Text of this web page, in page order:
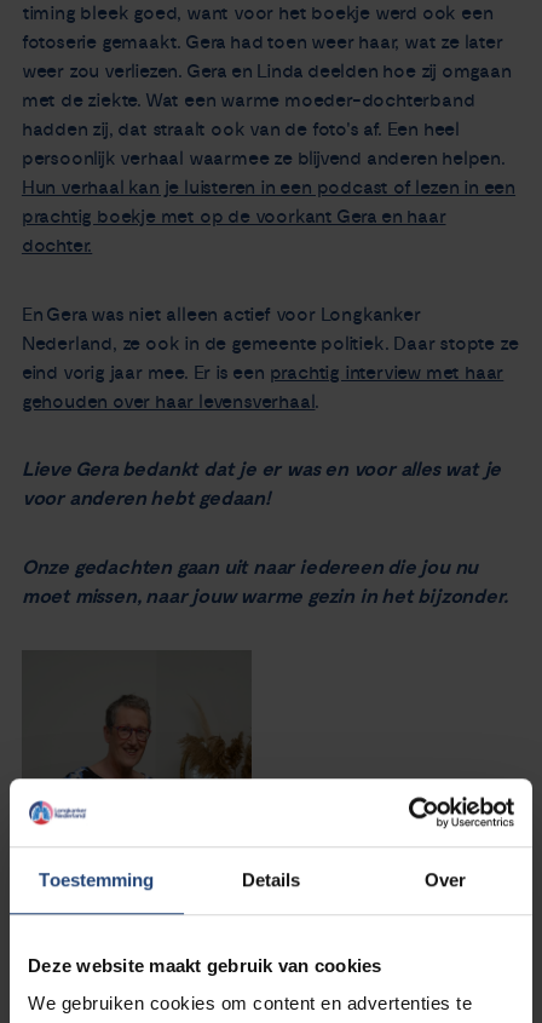
Toestemming Details Over
Deze website maakt gebruik van cookies
We gebruiken cookies om content en advertenties te
timing bleek goed, want voor het boekje werd ook een
fotoserie gemaakt. Gera had toen weer haar, wat ze later
weer zou verliezen. Gera en Linda deelden hoe zij omgaan
met de ziekte. Wat een warme moeder-dochterband
hadden zij, dat straalt ook van de foto's af. Een heel
persoonlijk verhaal waarmee ze blijvend anderen helpen.
Hun verhaal kan je luisteren in een podcast of lezen in een
prachtig boekje met op de voorkant Gera en haar
dochter.
En Gera was niet alleen actief voor Longkanker
Nederland, ze ook in de gemeente politiek. Daar stopte ze
eind vorig jaar mee. Er is een prachtig interview met haar
gehouden over haar levensverhaal.
Lieve Gera bedankt dat je er was en voor alles wat je
voor anderen hebt gedaan!
Onze gedachten gaan uit naar iedereen die jou nu
moet missen, naar jouw warme gezin in het bijzonder.